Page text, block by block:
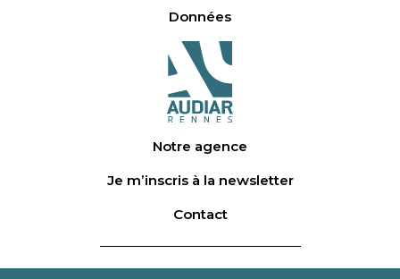
Données
Notre agence
Je m’inscris à la newsletter
Contact